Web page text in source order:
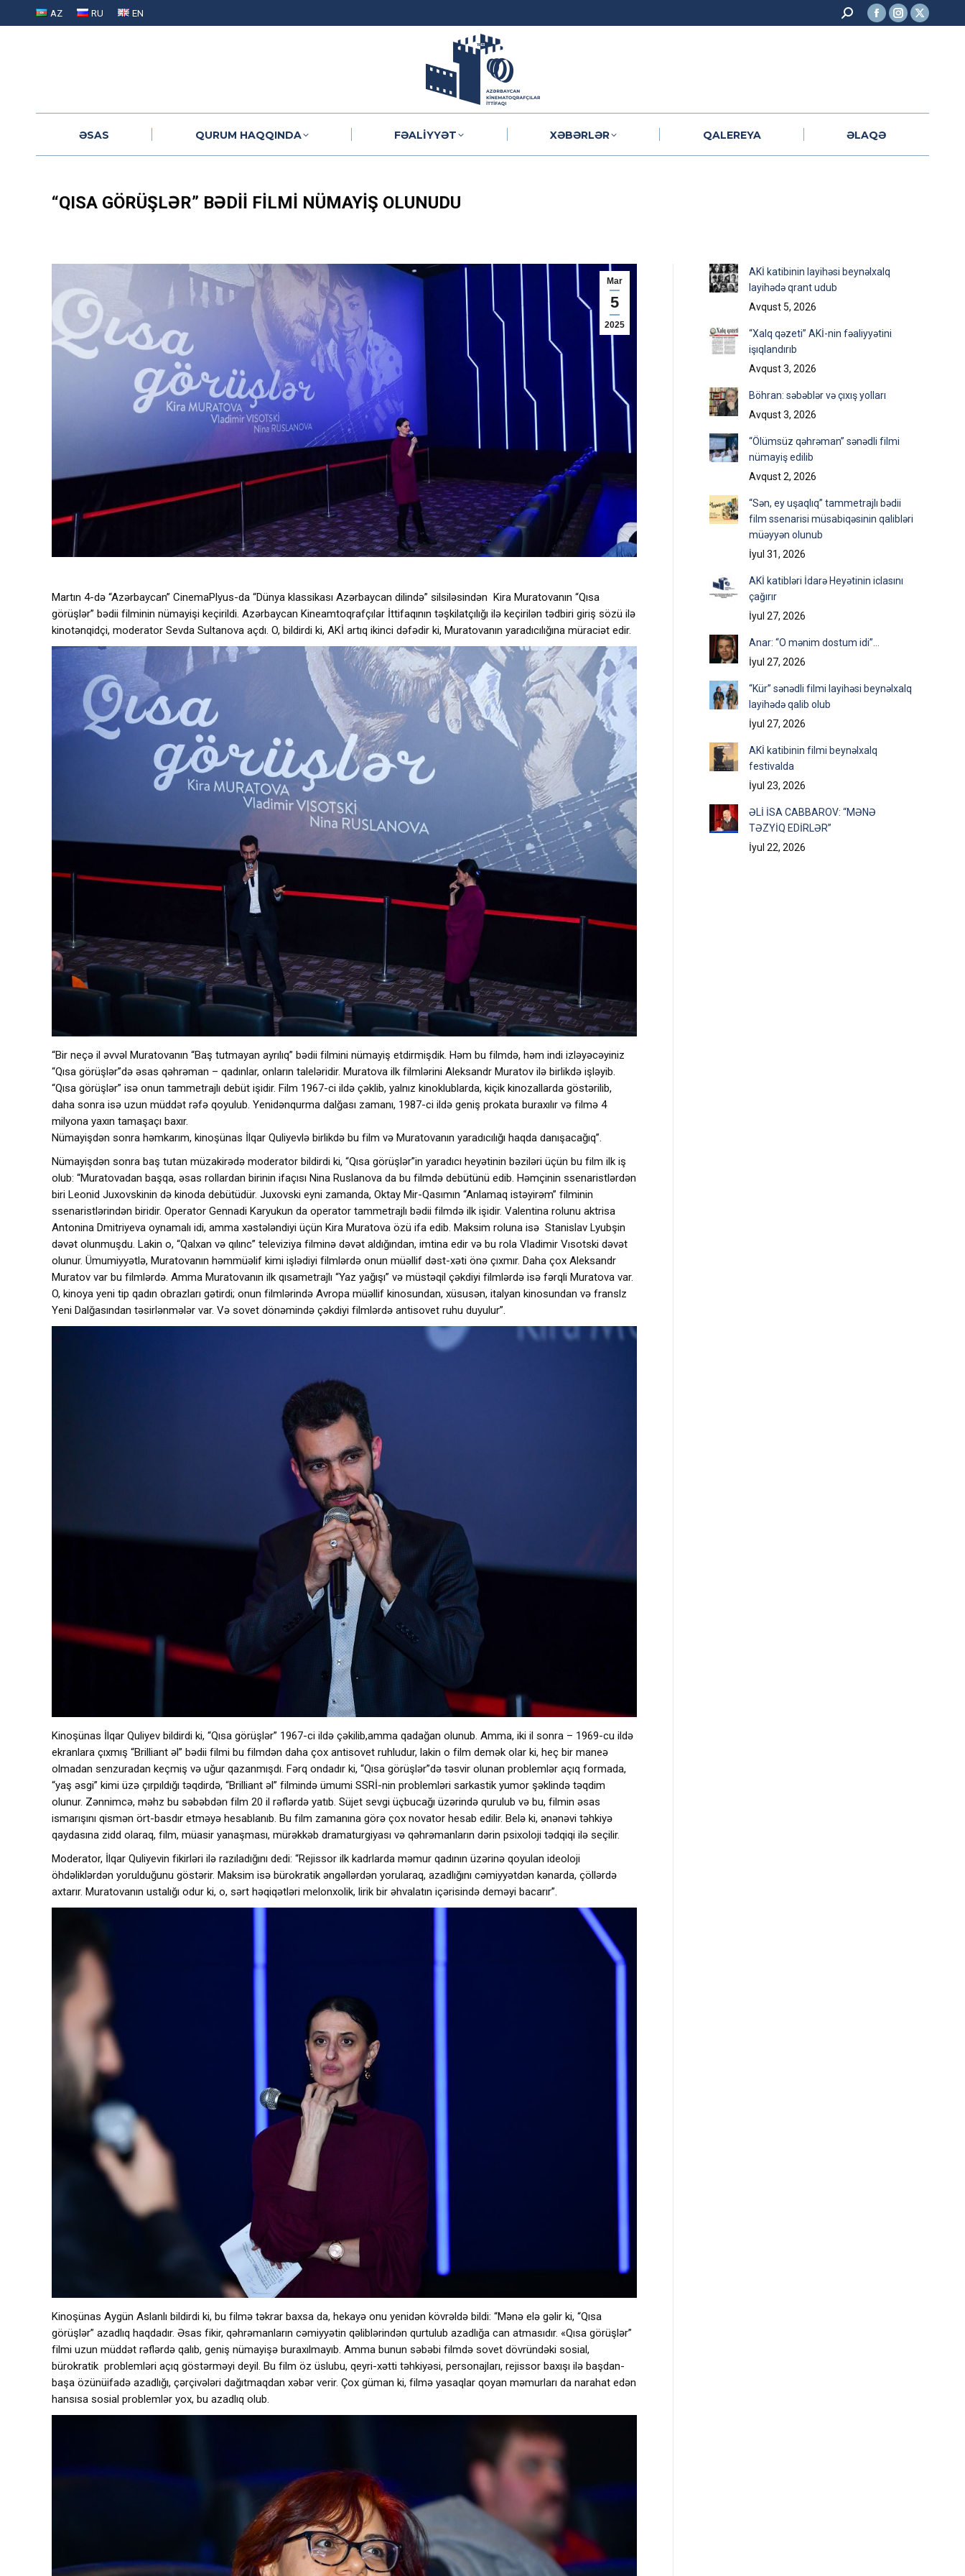
AZ RU EN Search:
Facebook
window
Instagram
window
X
window
ƏSAS
QURUM HAQQINDA FƏALIYYƏT XƏBƏRLƏR QALEREYA ƏLAQƏ
“QISA GÖRÜŞLƏR” BƏDII FILMI NÜMAYIŞ OLUNUDU
Mar
5
2025
Martın 4-də “Azərbaycan” CinemaPlyus-da “Dünya klassikası Azərbaycan dilində” silsiləsindən Kira Muratovanın “Qısa
görüşlər” bədii filminin nümayişi keçirildi. Azərbaycan Kineamtoqrafçılar İttifaqının təşkilatçılığı ilə keçirilən tədbiri giriş sözü ilə
kinotənqidçi, moderator Sevda Sultanova açdı. O, bildirdi ki, AKİ artıq ikinci dəfədir ki, Muratovanın yaradıcılığına müraciət edir.
“Bir neçə il əvvəl Muratovanın “Baş tutmayan ayrılıq” bədii filmini nümayiş etdirmişdik. Həm bu filmdə, həm indi izləyəcəyiniz
“Qısa görüşlər”də əsas qəhrəman – qadınlar, onların taleləridir. Muratova ilk filmlərini Aleksandr Muratov ilə birlikdə işləyib.
“Qısa görüşlər” isə onun tammetrajlı debüt işidir. Film 1967-ci ildə çəklib, yalnız kinoklublarda, kiçik kinozallarda göstərilib,
daha sonra isə uzun müddət rəfə qoyulub. Yenidənqurma dalğası zamanı, 1987-ci ildə geniş prokata buraxılır və filmə 4
milyona yaxın tamaşaçı baxır.
Nümayişdən sonra həmkarım, kinoşünas İlqar Quliyevlə birlikdə bu film və Muratovanın yaradıcılığı haqda danışacağıq”.
Nümayişdən sonra baş tutan müzakirədə moderator bildirdi ki, “Qısa görüşlər”in yaradıcı heyətinin bəziləri üçün bu film ilk iş
olub: “Muratovadan başqa, əsas rollardan birinin ifaçısı Nina Ruslanova da bu filmdə debütünü edib. Həmçinin ssenaristlərdən
biri Leonid Juxovskinin də kinoda debütüdür. Juxovski eyni zamanda, Oktay Mir-Qasımın “Anlamaq istəyirəm” filminin
ssenaristlərindən biridir. Operator Gennadi Karyukun da operator tammetrajlı bədii filmdə ilk işidir. Valentina rolunu aktrisa
Antonina Dmitriyeva oynamalı idi, amma xəstələndiyi üçün Kira Muratova özü ifa edib. Maksim roluna isə Stanislav Lyubşin
dəvət olunmuşdu. Lakin o, “Qalxan və qılınc” televiziya filminə dəvət aldığından, imtina edir və bu rola Vladimir Vısotski dəvət
olunur. Ümumiyyətlə, Muratovanın həmmüəlif kimi işlədiyi filmlərdə onun müəllif dəst-xəti önə çıxmır. Daha çox Aleksandr
Muratov var bu filmlərdə. Amma Muratovanın ilk qısametrajlı “Yaz yağışı” və müstəqil çəkdiyi filmlərdə isə fərqli Muratova var.
O, kinoya yeni tip qadın obrazları gətirdi; onun filmlərində Avropa müəllif kinosundan, xüsusən, italyan kinosundan və franslz
Yeni Dalğasından təsirlənmələr var. Və sovet dönəmində çəkdiyi filmlərdə antisovet ruhu duyulur”.
Kinoşünas İlqar Quliyev bildirdi ki, “Qısa görüşlər” 1967-ci ildə çəkilib,amma qadağan olunub. Amma, iki il sonra – 1969-cu ildə
ekranlara çıxmış “Brilliant əl” bədii filmi bu filmdən daha çox antisovet ruhludur, lakin o film demək olar ki, heç bir maneə
olmadan senzuradan keçmiş və uğur qazanmışdı. Fərq ondadır ki, “Qısa görüşlər”də təsvir olunan problemlər açıq formada,
“yaş əsgi” kimi üzə çırpıldığı təqdirdə, “Brilliant əl” filmində ümumi SSRİ-nin problemləri sarkastik yumor şəklində təqdim
olunur. Zənnimcə, məhz bu səbəbdən film 20 il rəflərdə yatıb. Süjet sevgi üçbucağı üzərində qurulub və bu, filmin əsas
ismarışını qismən ört-basdır etməyə hesablanıb. Bu film zamanına görə çox novator hesab edilir. Belə ki, ənənəvi təhkiyə
qaydasına zidd olaraq, film, müasir yanaşması, mürəkkəb dramaturgiyası və qəhrəmanların dərin psixoloji tədqiqi ilə seçilir.
Moderator, İlqar Quliyevin fikirləri ilə razıladığını dedi: “Rejissor ilk kadrlarda məmur qadının üzərinə qoyulan ideoloji
öhdəliklərdən yorulduğunu göstərir. Maksim isə bürokratik əngəllərdən yorularaq, azadlığını cəmiyyətdən kənarda, çöllərdə
axtarır. Muratovanın ustalığı odur ki, o, sərt həqiqətləri melonxolik, lirik bir əhvalatın içərisində deməyi bacarır”.
Kinoşünas Aygün Aslanlı bildirdi ki, bu filmə təkrar baxsa da, hekayə onu yenidən kövrəldə bildi: “Mənə elə gəlir ki, “Qısa
görüşlər” azadlıq haqdadır. Əsas fikir, qəhrəmanların cəmiyyətin qəliblərindən qurtulub azadlığa can atmasıdır. «Qısa görüşlər”
filmi uzun müddət rəflərdə qalıb, geniş nümayişə buraxılmayıb. Amma bunun səbəbi filmdə sovet dövründəki sosial,
bürokratik problemləri açıq göstərməyi deyil. Bu film öz üslubu, qeyri-xətti təhkiyəsi, personajları, rejissor baxışı ilə başdan-
başa özünüifadə azadlığı, çərçivələri dağıtmaqdan xəbər verir. Çox güman ki, filmə yasaqlar qoyan məmurları da narahat edən
hansısa sosial problemlər yox, bu azadlıq olub.
AKİ katibinin layihəsi beynəlxalq
layihədə qrant udub
Avqust 5, 2026
“Xalq qəzeti” AKİ-nin fəaliyyətini
işıqlandırıb
Avqust 3, 2026
Böhran: səbəblər və çıxış yolları
Avqust 3, 2026
“Ölümsüz qəhrəman” sənədli filmi
nümayiş edilib
Avqust 2, 2026
“Sən, ey uşaqlıq” tammetrajlı bədii
film ssenarisi müsabiqəsinin qalibləri
müəyyən olunub
İyul 31, 2026
AKİ katibləri İdarə Heyətinin iclasını
çağırır
İyul 27, 2026
Anar: “O mənim dostum idi”…
İyul 27, 2026
“Kür” sənədli filmi layihəsi beynəlxalq
layihədə qalib olub
İyul 27, 2026
AKİ katibinin filmi beynəlxalq
festivalda
İyul 23, 2026
ƏLİ İSA CABBAROV: “MƏNƏ
TƏZYİQ EDİRLƏR”
İyul 22, 2026
ƏLAQƏ